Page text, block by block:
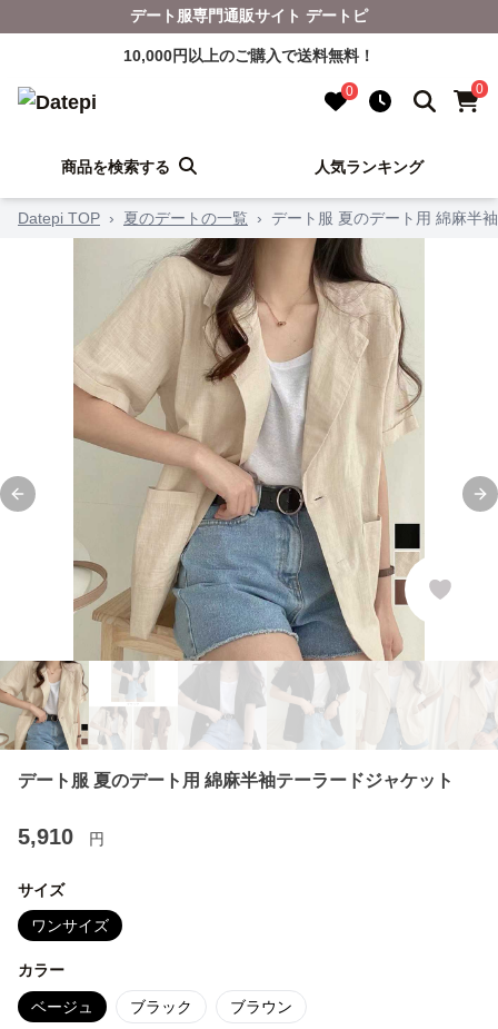
デート服専門通販サイト デートピ
10,000円以上のご購入で送料無料！
0 0
商品を検索する 人気ランキング
Datepi TOP › 夏のデートの一覧 › デート服 夏のデート用 綿麻半
Previous slide
デート服 夏のデート用 綿麻半袖テーラードジャケット
5,910 円
サイズ
ワンサイズ
カラー
ベージュ ブラック ブラウン